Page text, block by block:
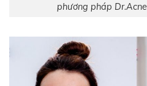
phương pháp